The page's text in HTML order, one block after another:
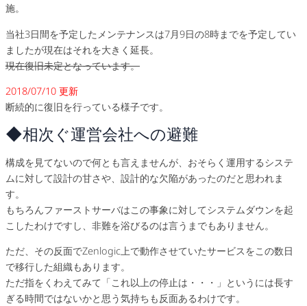
施。
当社3日間を予定したメンテナンスは7月9日の8時までを予定してい
ましたが現在はそれを大きく延長。
現在復旧未定となっています。
2018/07/10 更新
断続的に復旧を行っている様子です。
◆相次ぐ運営会社への避難
構成を見てないので何とも言えませんが、おそらく運用するシステ
ムに対して設計の甘さや、設計的な欠陥があったのだと思われま
す。
もちろんファーストサーバはこの事象に対してシステムダウンを起
こしたわけですし、非難を浴びるのは言うまでもありません。
ただ、その反面でZenlogic上で動作させていたサービスをこの数日
で移行した組織もあります。
ただ指をくわえてみて「これ以上の停止は・・・」というには長す
ぎる時間ではないかと思う気持ちも反面あるわけです。